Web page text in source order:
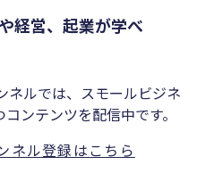
経営、起業が学べ
ネルでは、スモールビジネ
ンテンツを配信中です。
ネル登録はこちら